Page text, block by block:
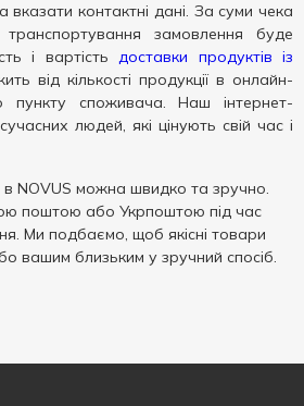
вказати контактні дані. За суми чека
замовлення буде
і вартість доставки продуктів із
від кількості продукції в онлайн-
пункту споживача. Наш інтернет-
людей, які цінують свій час і
NOVUS можна швидко та зручно.
поштою або Укрпоштою під час
Ми подбаємо, щоб якісні товари
вашим близьким у зручний спосіб.